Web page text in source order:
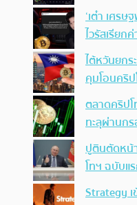
‘เต๋า เศร
ไวรัสเรียก
ไต้หวันยกร
คุมโอนคริ
ตลาดคริป
ทะลุผ่านก
ปูตินตัดหน้
โทฯ ฉบับแ
Strategy